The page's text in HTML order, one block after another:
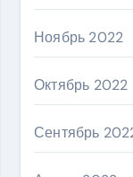
Ноябрь 2022
Октябрь 2022
Сентябрь